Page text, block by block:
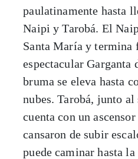
paulatinamente hasta
Naipi y Tarobá. El
Santa María y termina
espectacular Garganta
bruma se eleva hasta
nubes. Tarobá, junto
cuenta con un
cansaron de subir
puede caminar hasta